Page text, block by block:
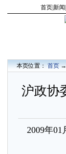
首页新闻
本页位置：首页
沪政协
2009年